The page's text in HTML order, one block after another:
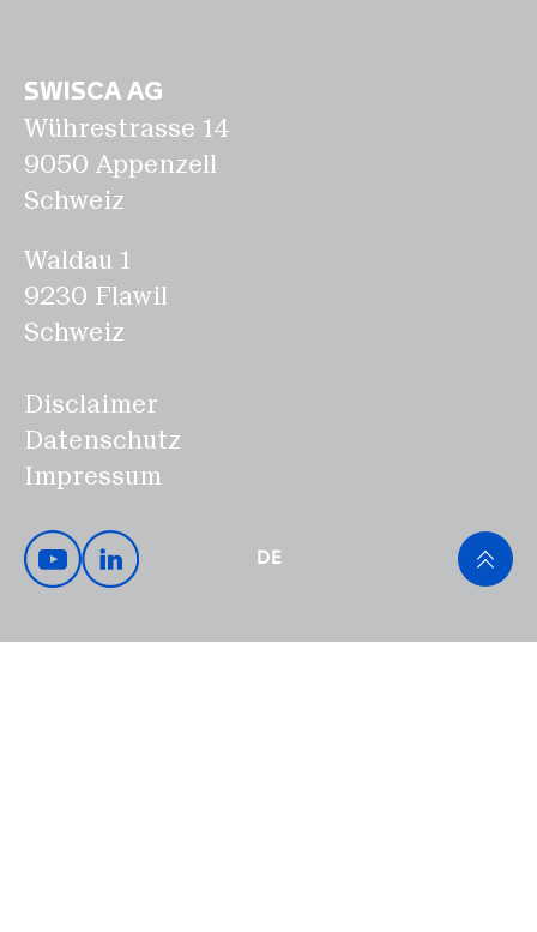
SWISCA AG
Wührestrasse 14
9050 Appenzell
Schweiz
Waldau 1
9230 Flawil
Schweiz
Disclaimer
Datenschutz
Impressum
DE